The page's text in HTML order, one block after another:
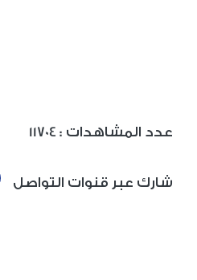
11704 : عدد المشاهدات
شارك عبر قنوات التواصل